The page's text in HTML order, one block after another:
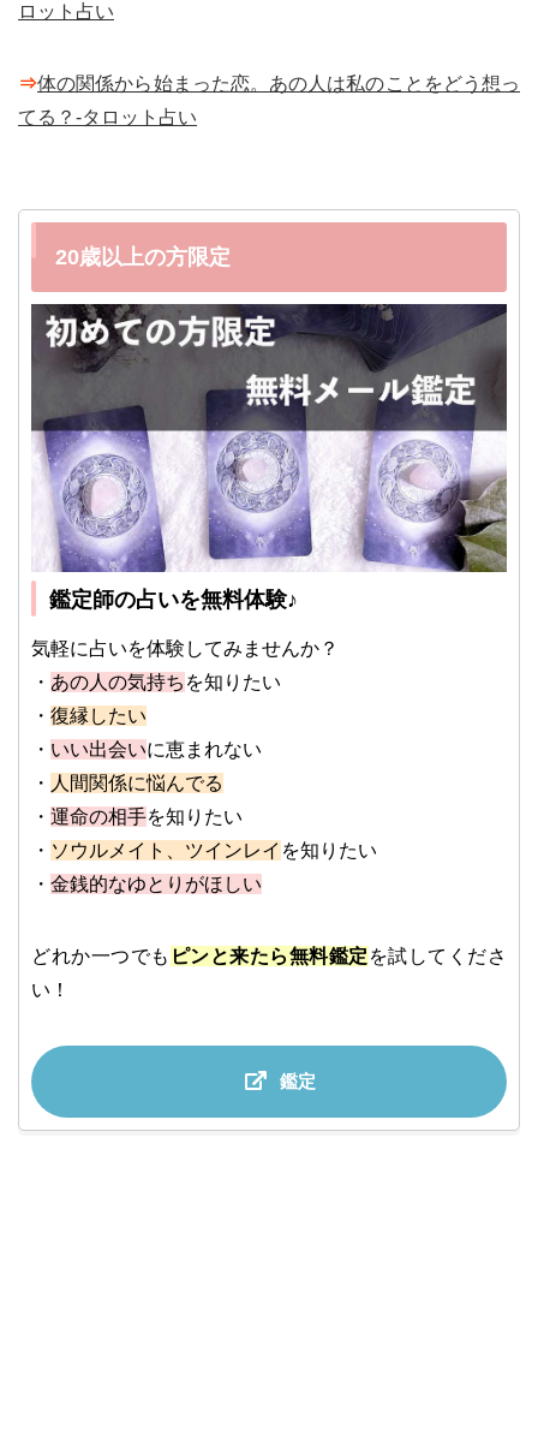
ロット占い
⇒体の関係から始まった恋。あの人は私のことをどう想っ
てる？-タロット占い
20歳以上の方限定
鑑定師の占いを無料体験♪
気軽に占いを体験してみませんか？
・ あの人の気持ち を知りたい
・ 復縁したい
・ いい出会いに恵まれない
・ 人間関係に悩んでる
・ 運命の相手を知りたい
・ ソウルメイト、ツインレイ を知りたい
・ 金銭的なゆとりがほしい
どれか一つでも ピンと来たら無料鑑定 を試してくださ
い！
鑑定